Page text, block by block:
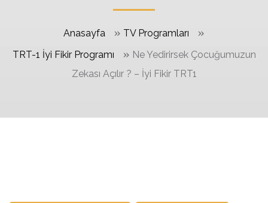
Anasayfa » TV Programları »
TRT-1 İyi Fikir Programı » Ne Yedirirsek Çocuğumuzun
Zekası Açılır ? – İyi Fikir TRT1